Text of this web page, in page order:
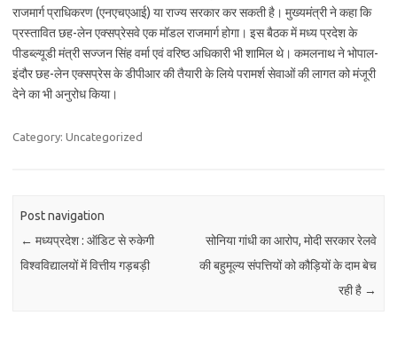
राजमार्ग प्राधिकरण (एनएचएआई) या राज्य सरकार कर सकती है। मुख्यमंत्री ने कहा कि
प्रस्तावित छह-लेन एक्सप्रेसवे एक मॉडल राजमार्ग होगा। इस बैठक में मध्य प्रदेश के
पीडब्ल्यूडी मंत्री सज्जन सिंह वर्मा एवं वरिष्ठ अधिकारी भी शामिल थे। कमलनाथ ने भोपाल-
इंदौर छह-लेन एक्सप्रेस के डीपीआर की तैयारी के लिये परामर्श सेवाओं की लागत को मंजूरी
देने का भी अनुरोध किया।
Category: Uncategorized
Post navigation
← मध्यप्रदेश : ऑडिट से रुकेगी
विश्वविद्यालयों में वित्तीय गड़बड़ी
सोनिया गांधी का आरोप, मोदी सरकार रेलवे
की बहुमूल्य संपत्तियों को कौड़ियों के दाम बेच
रही है →